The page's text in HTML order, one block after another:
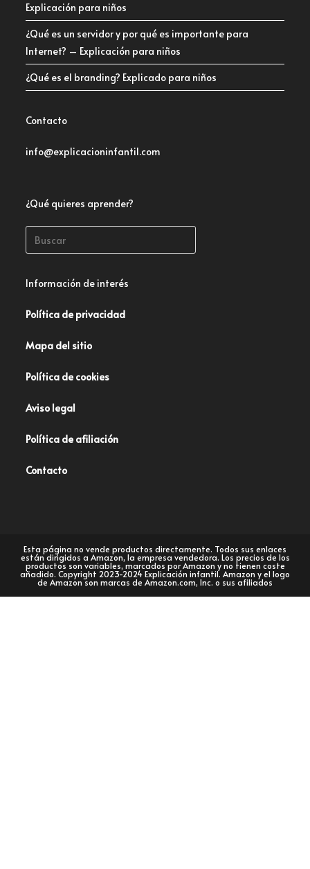
Explicación para niños
¿Qué es un servidor y por qué es importante para
Internet? – Explicación para niños
¿Qué es el branding? Explicado para niños
Contacto
info@explicacioninfantil.com
¿Qué quieres aprender?
Información de interés
Política de privacidad
Mapa del sitio
Política de cookies
Aviso legal
Política de afiliación
Contacto
Esta página no vende productos directamente. Todos sus enlaces
están dirigidos a Amazon, la empresa vendedora. Los precios de los
productos son variables, marcados por Amazon y no tienen coste
añadido. Copyright 2023-2024 Explicación infantil. Amazon y el logo
de Amazon son marcas de Amazon.com, Inc. o sus afiliados